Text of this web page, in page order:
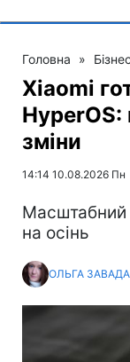
Головна » Бізнес
Xiaomi
HyperOS:
зміни
14:14 10.08.2026 Пн
Масштабний
на осінь
ОЛЬГА ЗАВАДА